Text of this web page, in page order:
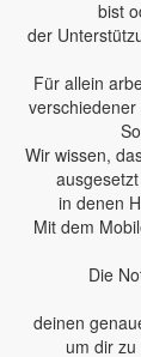
bist
der
Für allein
Wir wissen,
in denen
Mit dem
Die
deinen
um dir